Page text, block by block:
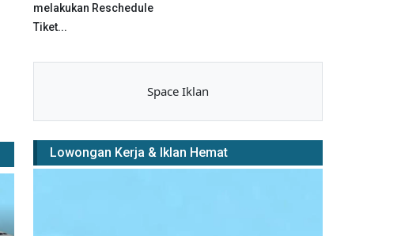
melakukan Reschedule
Tiket...
Space Iklan
Lowongan Kerja & Iklan Hemat